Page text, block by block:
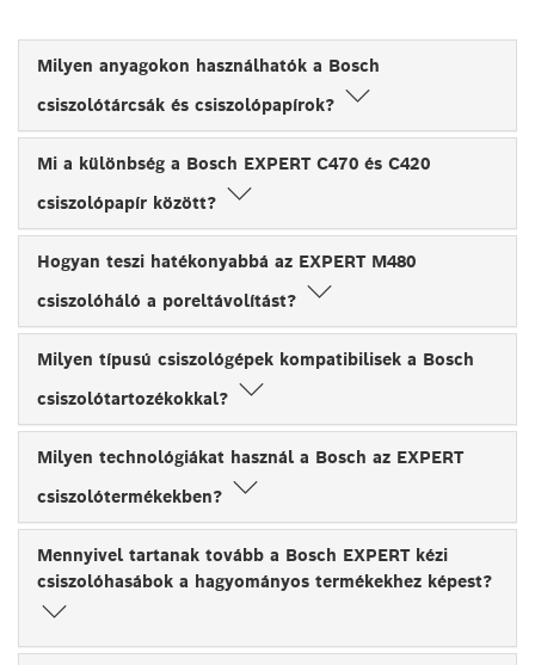
Milyen anyagokon használhatók a Bosch
csiszolótárcsák és csiszolópapírok?
Mi a különbség a Bosch EXPERT C470 és C420
csiszolópapír között?
Hogyan teszi hatékonyabbá az EXPERT M480
csiszolóháló a poreltávolítást?
Milyen típusú csiszológépek kompatibilisek a Bosch
csiszolótartozékokkal?
Milyen technológiákat használ a Bosch az EXPERT
csiszolótermékekben?
Mennyivel tartanak tovább a Bosch EXPERT kézi
csiszolóhasábok a hagyományos termékekhez képest?